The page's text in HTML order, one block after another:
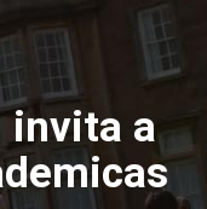
invita a